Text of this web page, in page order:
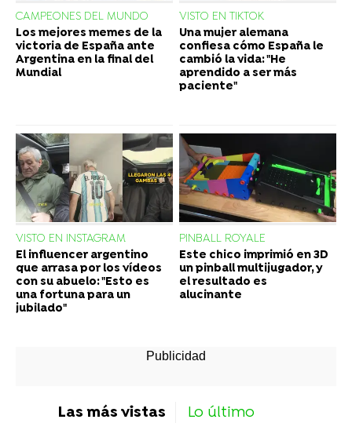
CAMPEONES DEL MUNDO
Los mejores memes de la
victoria de España ante
Argentina en la final del
Mundial
VISTO EN TIKTOK
Una mujer alemana
confiesa cómo España le
cambió la vida: "He
aprendido a ser más
paciente"
VISTO EN INSTAGRAM
El influencer argentino
que arrasa por los vídeos
con su abuelo: "Esto es
una fortuna para un
jubilado"
PINBALL ROYALE
Este chico imprimió en 3D
un pinball multijugador, y
el resultado es
alucinante
Las más vistas Lo último